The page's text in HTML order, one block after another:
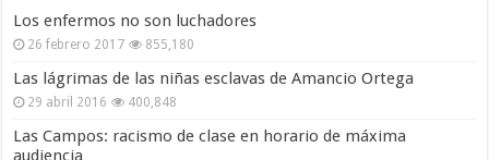
Los enfermos no son luchadores
26 febrero 2017 855,180
Las lágrimas de las niñas esclavas de Amancio Ortega
29 abril 2016 400,848
Las Campos: racismo de clase en horario de máxima
audiencia